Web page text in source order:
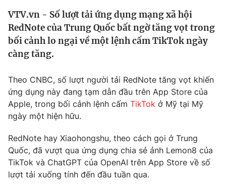
Thế giới
Tin tức
Thế giới đó đây
Kinh tế
Tài chính
Thị trường
Góc doanh nghiệp
Truyền hình
Phim VTV
Hậu trường
Nhân vật
Khán giả
Điện ảnh
Âm nhạc
Đời sống
Du lịch
VTV.vn - Số lượt tải ứng dụng mạng xã hội
RedNote của Trung Quốc bất ngờ tăng vọt trong
bối cảnh lo ngại về một lệnh cấm TikTok ngày
càng tăng.
Theo CNBC, số lượt người tải RedNote tăng vọt khiến
ứng dụng này đang tạm dẫn đầu trên App Store của
Apple, trong bối cảnh lệnh cấm TikTok ở Mỹ tại Mỹ
ngày một hiện hữu.
RedNote hay Xiaohongshu, theo cách gọi ở Trung
Quốc, đã vượt qua ứng dụng chia sẻ ảnh Lemon8 của
TikTok và ChatGPT của OpenAI trên App Store về số
lượt tải xuống tính đến đầu tuần qua.